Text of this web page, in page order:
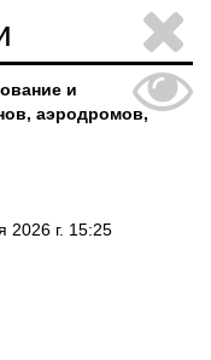
и
аэродромов,
2026 г. 15:25